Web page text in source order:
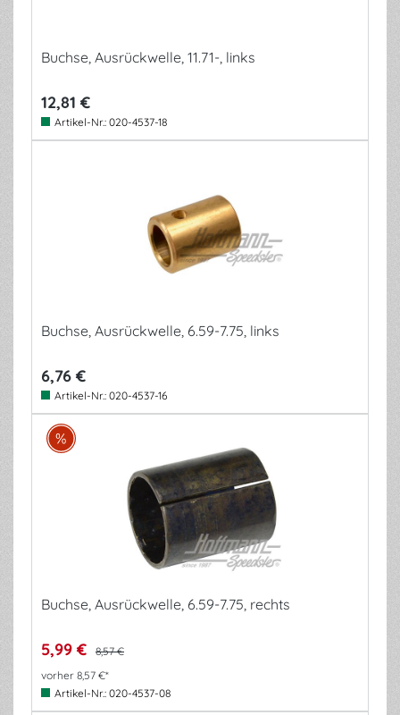
Buchse, Ausrückwelle, 11.71-, links
12,81 €
Artikel-Nr.: 020-4537-18
Buchse, Ausrückwelle, 6.59-7.75, links
6,76 €
Artikel-Nr.: 020-4537-16
Buchse, Ausrückwelle, 6.59-7.75, rechts
5,99 €
8,57 €
vorher 8,57 €*
Artikel-Nr.: 020-4537-08